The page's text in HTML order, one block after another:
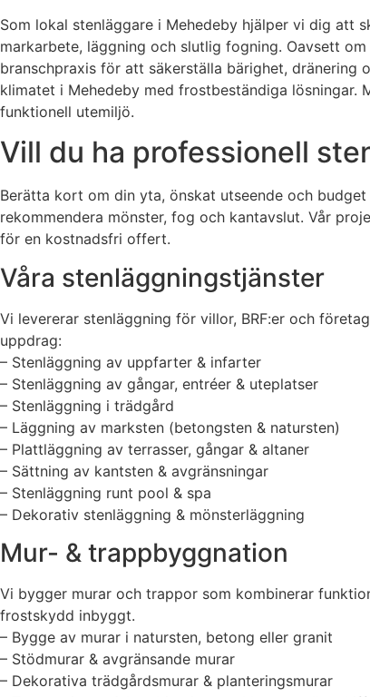
Som lokal stenläggare i Mehedeby hjälper vi dig att
markarbete, läggning och slutlig fogning. Oavsett
branschpraxis för att säkerställa bärighet, dränering
klimatet i Mehedeby med frostbeständiga
funktionell utemiljö.
Vill du ha professionell
Berätta kort om din yta, önskat utseende och
rekommendera mönster, fog och kantavslut. Vår
för en kostnadsfri offert.
Våra stenläggningstjänster
Vi levererar stenläggning för villor, BRF:er och
uppdrag:
– Stenläggning av uppfarter & infarter
– Stenläggning av gångar, entréer & uteplatser
– Stenläggning i trädgård
– Läggning av marksten (betongsten & natursten)
– Plattläggning av terrasser, gångar & altaner
– Sättning av kantsten & avgränsningar
– Stenläggning runt pool & spa
– Dekorativ stenläggning & mönsterläggning
Mur- & trappbyggnation
Vi bygger murar och trappor som kombinerar
frostskydd inbyggt.
– Bygge av murar i natursten, betong eller granit
– Stödmurar & avgränsande murar
– Dekorativa trädgårdsmurar & planteringsmurar